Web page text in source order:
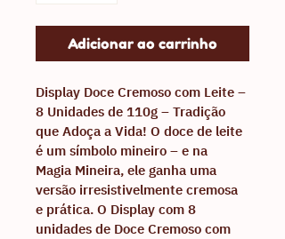
Adicionar ao carrinho
Display Doce Cremoso com Leite –
8 Unidades de 110g – Tradição
que Adoça a Vida! O doce de leite
é um símbolo mineiro – e na
Magia Mineira, ele ganha uma
versão irresistivelmente cremosa
e prática. O Display com 8
unidades de Doce Cremoso com